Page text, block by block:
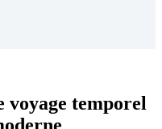
temporel